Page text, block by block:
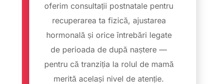
oferim consultații postnatale pentru
recuperarea ta fizică, ajustarea
hormonală și orice întrebări legate
de perioada de după naștere —
pentru că tranziția la rolul de mamă
merită același nivel de atenție.